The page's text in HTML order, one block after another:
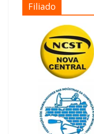
Filiado